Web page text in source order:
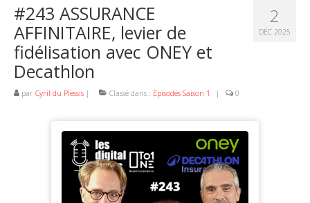
2
DÉC 2025
#243 ASSURANCE
AFFINITAIRE, levier de
fidélisation avec ONEY et
Decathlon
par Cyril du Plessis | Classé dans : Episodes Saison 1 | 0